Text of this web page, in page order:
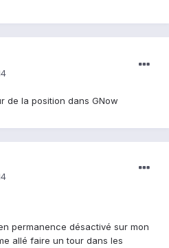
de la position dans GNow
permanence désactivé sur mon
allé faire un tour dans les